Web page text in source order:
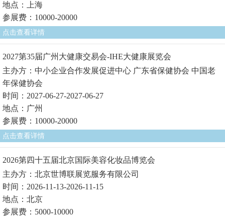
地点：上海
参展费：10000-20000
点击查看详情
2027第35届广州大健康交易会-IHE大健康展览会
主办方：中小企业合作发展促进中心 广东省保健协会 中国老
年保健协会
时间：2027-06-27-2027-06-27
地点：广州
参展费：10000-20000
点击查看详情
2026第四十五届北京国际美容化妆品博览会
主办方：北京世博联展览服务有限公司
时间：2026-11-13-2026-11-15
地点：北京
参展费：5000-10000